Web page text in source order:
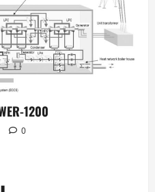
1200
0